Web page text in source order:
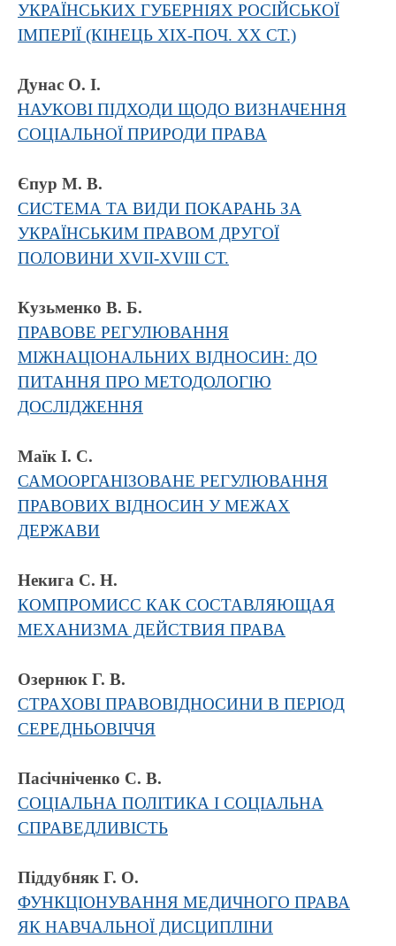
УКРАЇНСЬКИХ ГУБЕРНІЯХ РОСІЙСЬКОЇ
ІМПЕРІЇ (КІНЕЦЬ ХІХ-ПОЧ. ХХ СТ.)
Дунас О. І.
НАУКОВІ ПІДХОДИ ЩОДО ВИЗНАЧЕННЯ
СОЦІАЛЬНОЇ ПРИРОДИ ПРАВА
Єпур М. В.
СИСТЕМА ТА ВИДИ ПОКАРАНЬ ЗА
УКРАЇНСЬКИМ ПРАВОМ ДРУГОЇ
ПОЛОВИНИ XVII-XVIII СТ.
Кузьменко В. Б.
ПРАВОВЕ РЕГУЛЮВАННЯ
МІЖНАЦІОНАЛЬНИХ ВІДНОСИН: ДО
ПИТАННЯ ПРО МЕТОДОЛОГІЮ
ДОСЛІДЖЕННЯ
Маїк І. С.
САМООРГАНІЗОВАНЕ РЕГУЛЮВАННЯ
ПРАВОВИХ ВІДНОСИН У МЕЖАХ
ДЕРЖАВИ
Некига С. Н.
КОМПРОМИСС КАК СОСТАВЛЯЮЩАЯ
МЕХАНИЗМА ДЕЙСТВИЯ ПРАВА
Озернюк Г. В.
СТРАХОВІ ПРАВОВІДНОСИНИ В ПЕРІОД
СЕРЕДНЬОВІЧЧЯ
Пасічніченко С. В.
СОЦІАЛЬНА ПОЛІТИКА І СОЦІАЛЬНА
СПРАВЕДЛИВІСТЬ
Піддубняк Г. О.
ФУНКЦІОНУВАННЯ МЕДИЧНОГО ПРАВА
ЯК НАВЧАЛЬНОЇ ДИСЦИПЛІНИ